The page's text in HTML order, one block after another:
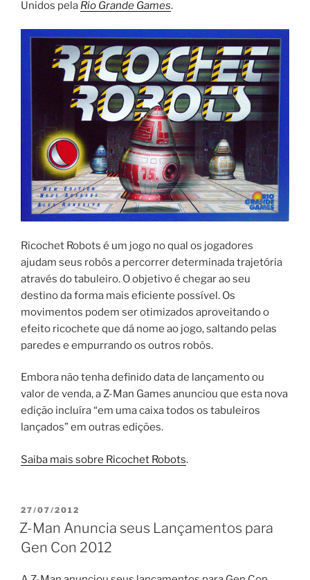
Unidos pela Rio Grande Games.
Ricochet Robots é um jogo no qual os jogadores
ajudam seus robôs a percorrer determinada trajetória
através do tabuleiro. O objetivo é chegar ao seu
destino da forma mais eficiente possível. Os
movimentos podem ser otimizados aproveitando o
efeito ricochete que dá nome ao jogo, saltando pelas
paredes e empurrando os outros robôs.
Embora não tenha definido data de lançamento ou
valor de venda, a Z-Man Games anunciou que esta nova
edição incluíra “em uma caixa todos os tabuleiros
lançados” em outras edições.
Saiba mais sobre Ricochet Robots.
PUBLICADO
EM
27/07/2012
Z-Man Anuncia seus Lançamentos para
Gen Con 2012